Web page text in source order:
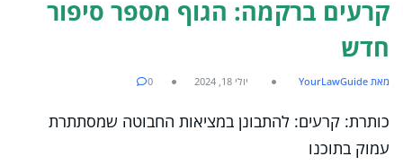
קרעים ברקמה: הגוף מספר סיפור
חדש
מאת YourLawGuide יולי 18, 2024 0
כותרת: קרעים: להתבונן במציאות החבוטה שמסתתרת
עמוק בתוכנו